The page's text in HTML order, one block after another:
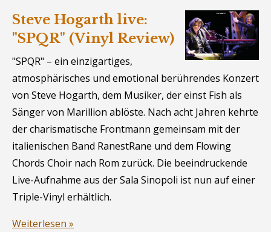
Steve Hogarth live:
"SPQR" (Vinyl Review)
"SPQR" – ein einzigartiges,
atmosphärisches und emotional berührendes Konzert
von Steve Hogarth, dem Musiker, der einst Fish als
Sänger von Marillion ablöste. Nach acht Jahren kehrte
der charismatische Frontmann gemeinsam mit der
italienischen Band RanestRane und dem Flowing
Chords Choir nach Rom zurück. Die beeindruckende
Live-Aufnahme aus der Sala Sinopoli ist nun auf einer
Triple-Vinyl erhältlich.
Weiterlesen »